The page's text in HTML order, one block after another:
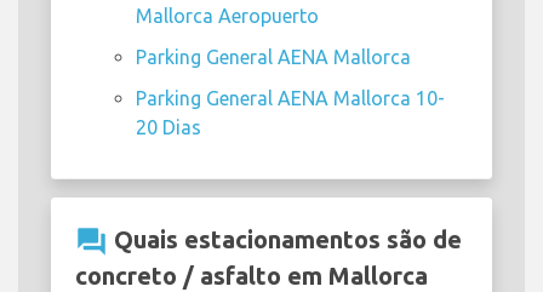
Mallorca Aeropuerto
Parking General AENA Mallorca
Parking General AENA Mallorca 10-
20 Dias
question_answer Quais estacionamentos são de
concreto / asfalto em Mallorca